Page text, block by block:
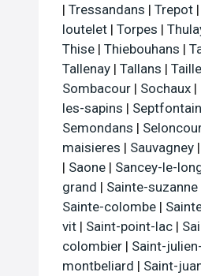
| Tressandans | Trepot |
loutelet | Torpes |
Thise | Thiebouhans |
Tallenay | Tallans |
Sombacour | Sochaux |
les-sapins |
Semondans |
maisieres | Sauvagney |
| Saone | Sancey-le-
grand | Sainte-suzanne
Sainte-colombe |
vit | Saint-point-lac |
colombier | Saint-
montbeliard | Saint-